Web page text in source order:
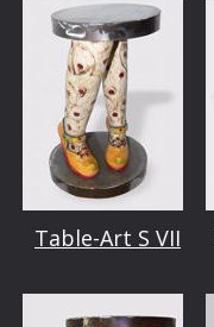
Table-Art S VII